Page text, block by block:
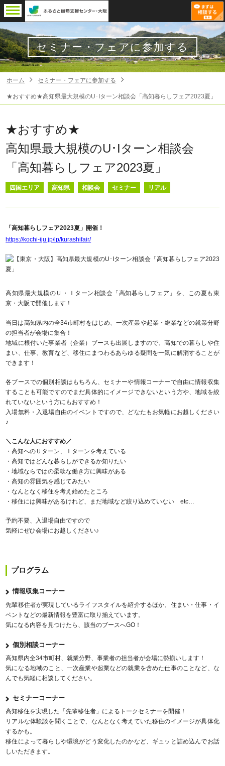
セミナー・フェアに参加する
ホーム セミナー・フェアに参加する
★おすすめ★高知県最大規模のU･Iターン相談会「高知暮らしフェア2023夏」
★おすすめ★
高知県最大規模のU･Iターン相談会
「高知暮らしフェア2023夏」
四国エリア 高知県 相談会 セミナー リアル
「高知暮らしフェア2023夏」開催！
https://kochi-iju.jp/lp/kurashifair/
高知県最大規模のＵ・Ｉターン相談会「高知暮らしフェア」を、この夏も東
京・大阪で開催します！
当日は高知県内の全34市町村をはじめ、一次産業や起業・継業などの就業分野
の担当者が会場に集合！
地域に根付いた事業者（企業）ブースも出展しますので、高知での暮らしや住
まい、仕事、教育など、移住にまつわるあらゆる疑問を一気に解消することが
できます！
各ブースでの個別相談はもちろん、セミナーや情報コーナーで自由に情報収集
することも可能ですのでまだ具体的にイメージできないという方や、地域を絞
れていないという方にもおすすめ！
入場無料・入退場自由のイベントですので、どなたもお気軽にお越しください
♪
＼こんな人におすすめ／
・高知へのＵターン、Ｉターンを考えている
・高知ではどんな暮らしができるか知りたい
・地域ならではの柔軟な働き方に興味がある
・高知の雰囲気を感じてみたい
・なんとなく移住を考え始めたところ
・移住には興味があるけれど、まだ地域など絞り込めていない etc…
予約不要、入退場自由ですので
気軽にぜひ会場にお越しください♪
プログラム
情報収集コーナー
先輩移住者が実現しているライフスタイルを紹介するほか、住まい・仕事・イ
ベントなどの最新情報を豊富に取り揃えています。
気になる内容を見つけたら、該当のブースへGO！
個別相談コーナー
高知県内全34市町村、就業分野、事業者の担当者が会場に勢揃いします！
気になる地域のこと、一次産業や起業などの就業を含めた仕事のことなど、な
んでも気軽に相談してください。
セミナーコーナー
高知移住を実現した「先輩移住者」によるトークセミナーを開催！
リアルな体験談を聞くことで、なんとなく考えていた移住のイメージが具体化
するかも。
移住によって暮らしや環境がどう変化したのかなど、ギュッと詰め込んでお話
しいただきます。